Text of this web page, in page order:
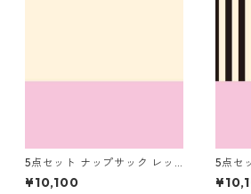
5点セット ナップサック レッ
スンバッグ シューズバッグ コ
ップ袋 お着替え袋 ピンク×キ
¥10,100
5点セ
スン
ップ